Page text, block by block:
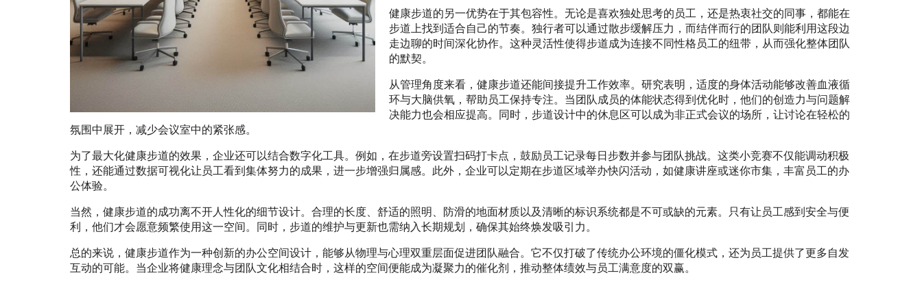
健康步道的另一优势在于其包容性。无论是喜欢独处思考的员工，还是热衷社交的同事，都能在
步道上找到适合自己的节奏。独行者可以通过散步缓解压力，而结伴而行的团队则能利用这段边
走边聊的时间深化协作。这种灵活性使得步道成为连接不同性格员工的纽带，从而强化整体团队
的默契。
从管理角度来看，健康步道还能间接提升工作效率。研究表明，适度的身体活动能够改善血液循
环与大脑供氧，帮助员工保持专注。当团队成员的体能状态得到优化时，他们的创造力与问题解
决能力也会相应提高。同时，步道设计中的休息区可以成为非正式会议的场所，让讨论在轻松的
氛围中展开，减少会议室中的紧张感。
为了最大化健康步道的效果，企业还可以结合数字化工具。例如，在步道旁设置扫码打卡点，鼓励员工记录每日步数并参与团队挑战。这类小竞赛不仅能调动积极
性，还能通过数据可视化让员工看到集体努力的成果，进一步增强归属感。此外，企业可以定期在步道区域举办快闪活动，如健康讲座或迷你市集，丰富员工的办
公体验。
当然，健康步道的成功离不开人性化的细节设计。合理的长度、舒适的照明、防滑的地面材质以及清晰的标识系统都是不可或缺的元素。只有让员工感到安全与便
利，他们才会愿意频繁使用这一空间。同时，步道的维护与更新也需纳入长期规划，确保其始终焕发吸引力。
总的来说，健康步道作为一种创新的办公空间设计，能够从物理与心理双重层面促进团队融合。它不仅打破了传统办公环境的僵化模式，还为员工提供了更多自发
互动的可能。当企业将健康理念与团队文化相结合时，这样的空间便能成为凝聚力的催化剂，推动整体绩效与员工满意度的双赢。